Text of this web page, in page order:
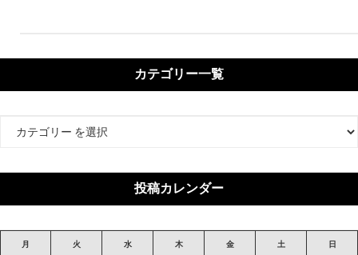
カテゴリー一覧
リ
投稿カレンダー
月 火 水 木 金 土 日